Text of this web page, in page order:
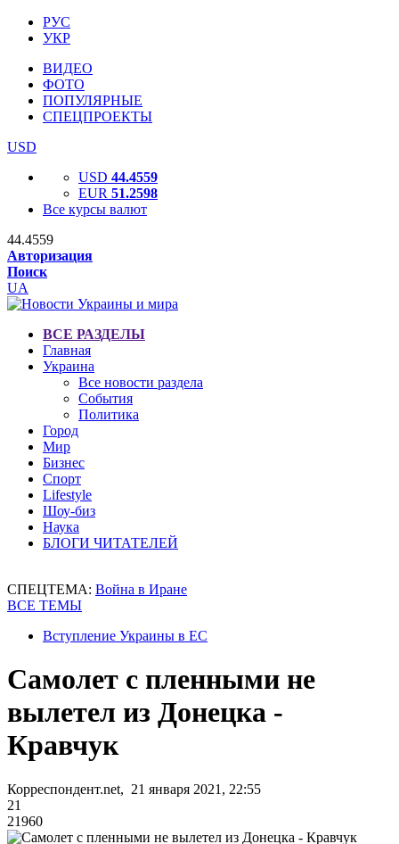
РУС
УКР
ВИДЕО
ФОТО
ПОПУЛЯРНЫЕ
СПЕЦПРОЕКТЫ
USD
USD 44.4559
EUR 51.2598
Все курсы валют
44.4559
Авторизация
Поиск
UA
ВСЕ РАЗДЕЛЫ
Главная
Украина
Все новости раздела
События
Политика
Город
Мир
Бизнес
Спорт
Lifestyle
Шоу-биз
Наука
БЛОГИ ЧИТАТЕЛЕЙ
СПЕЦТЕМА: Война в Иране
ВСЕ ТЕМЫ
Вступление Украины в ЕС
Самолет с пленными не
вылетел из Донецка -
Кравчук
Корреспондент.net, 21 января 2021, 22:55
21
21960